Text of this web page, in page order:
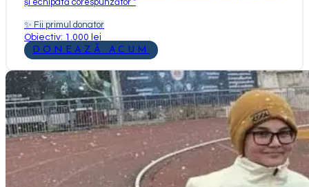
✨ Fii primul donator
Obiectiv: 1.000 lei
DONEAZĂ ACUM